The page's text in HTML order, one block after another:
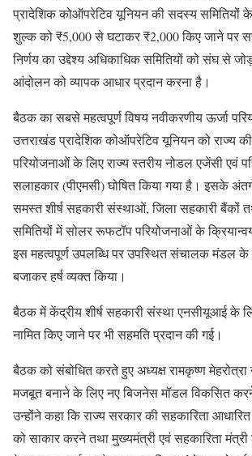
प्रादेशिक कोऑपरेटिव यूनियन की सदस्य समितियों के
शुल्क को ₹5,000 से घटाकर ₹2,000 किए जाने पर
निर्णय का उद्देश्य अधिकाधिक समितियों को संघ से
आंदोलन को व्यापक आधार प्रदान करना है।
बैठक का सबसे महत्वपूर्ण विषय नवीकरणीय ऊर्जा
उत्तराखंड प्रादेशिक कोऑपरेटिव यूनियन को राज्य
परियोजनाओं के लिए राज्य स्तरीय नोडल एजेंसी एवं
सलाहकार (पीएमसी) घोषित किया गया है। इसके
समस्त शीर्ष सहकारी संस्थाओं, जिला सहकारी बैंकों
समितियों में सोलर रूफटॉप परियोजनाओं के
इस महत्वपूर्ण उपलब्धि पर उपस्थित संचालक मंडल के
बजाकर हर्ष व्यक्त किया।
बैठक में केंद्रीय शीर्ष सहकारी संस्था एनसीयूआई के
नामित किए जाने पर भी सहमति प्रदान की गई।
बैठक को संबोधित करते हुए अध्यक्ष रामकृष्ण
मजबूत बनाने के लिए नए बिजनेस मॉडल विकसित
उन्होंने कहा कि राज्य सरकार की सहकारिता
को साकार करने तथा मुख्यमंत्री एवं सहकारिता मंत्री